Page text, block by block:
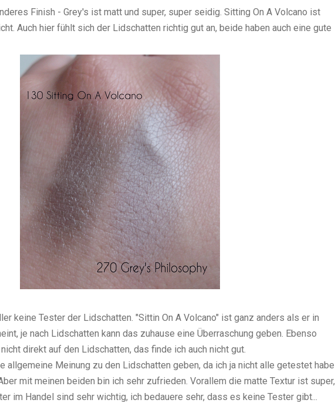
Finish - Grey's ist matt und super, super seidig. Sitting On A Volcano ist
Auch hier fühlt sich der Lidschatten richtig gut an, beide haben auch eine gute
keine Tester der Lidschatten. "Sittin On A Volcano" ist ganz anders als er in
je nach Lidschatten kann das zuhause eine Überraschung geben. Ebenso
direkt auf den Lidschatten, das finde ich auch nicht gut.
allgemeine Meinung zu den Lidschatten geben, da ich ja nicht alle getestet habe
mit meinen beiden bin ich sehr zufrieden. Vorallem die matte Textur ist super,
im Handel sind sehr wichtig, ich bedauere sehr, dass es keine Tester gibt...